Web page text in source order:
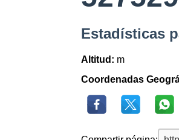
Estadísticas
Altitud: m
Coordenadas